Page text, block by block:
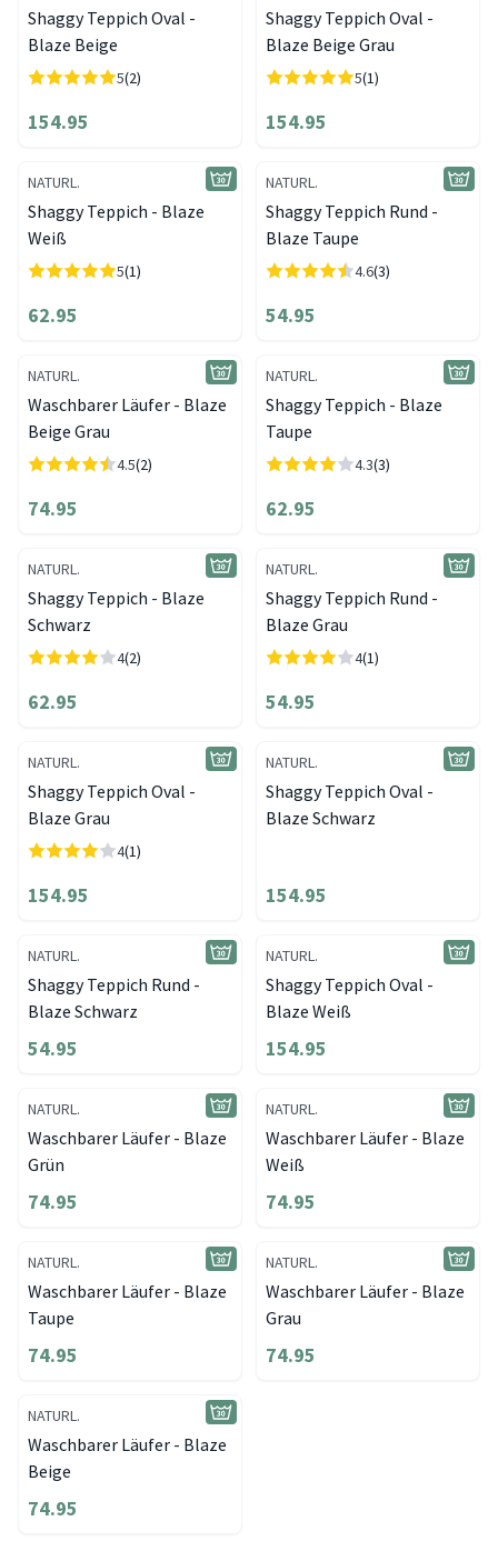
Shaggy Teppich Oval -
Blaze Beige
5(2)
154.95
Shaggy Teppich Oval -
Blaze Beige Grau
5(1)
154.95
NATURL.
Shaggy Teppich - Blaze
Weiß
5(1)
62.95
NATURL.
Shaggy Teppich Rund -
Blaze Taupe
4.6(3)
54.95
NATURL.
Waschbarer Läufer - Blaze
Beige Grau
4.5(2)
74.95
NATURL.
Shaggy Teppich - Blaze
Taupe
4.3(3)
62.95
NATURL.
Shaggy Teppich - Blaze
Schwarz
4(2)
62.95
NATURL.
Shaggy Teppich Rund -
Blaze Grau
4(1)
54.95
NATURL.
Shaggy Teppich Oval -
Blaze Grau
4(1)
154.95
NATURL.
Shaggy Teppich Oval -
Blaze Schwarz
154.95
NATURL.
Shaggy Teppich Rund -
Blaze Schwarz
54.95
NATURL.
Shaggy Teppich Oval -
Blaze Weiß
154.95
NATURL.
Waschbarer Läufer - Blaze
Grün
74.95
NATURL.
Waschbarer Läufer - Blaze
Weiß
74.95
NATURL.
Waschbarer Läufer - Blaze
Taupe
74.95
NATURL.
Waschbarer Läufer - Blaze
Grau
74.95
NATURL.
Waschbarer Läufer - Blaze
Beige
74.95